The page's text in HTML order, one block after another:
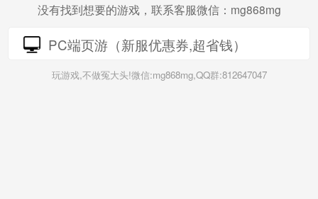
没有找到想要的游戏，联系客服微信：mg868mg
PC端页游（新服优惠券,超省钱）
玩游戏,不做冤大头!微信:mg868mg,QQ群:812647047